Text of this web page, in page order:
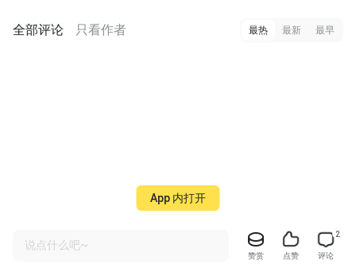
全部评论 只看作者 最热 最新 最早
说点什么吧~
赞赏 点赞
2
评论
App 内打开